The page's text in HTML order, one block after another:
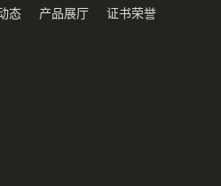
态 产品展厅 证书荣誉